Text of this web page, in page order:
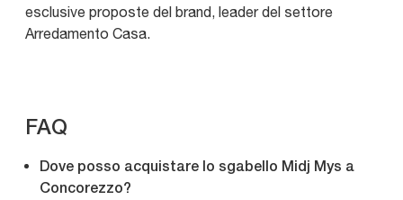
esclusive proposte del brand, leader del settore
Arredamento Casa.
FAQ
Dove posso acquistare lo sgabello Midj Mys a
Concorezzo?